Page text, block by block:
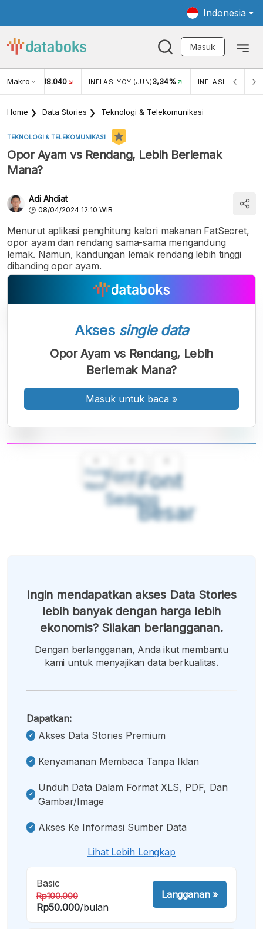
Indonesia
Masuk
Makro
3,34% INFLASI MOM (JUN)0,44% PERTUMBUHAN EKONOMI
Home Data Stories Teknologi & Telekomunikasi
TEKNOLOGI & TELEKOMUNIKASI
Opor Ayam vs Rendang, Lebih Berlemak
Mana?
Adi Ahdiat
08/04/2024 12:10 WIB
Menurut aplikasi penghitung kalori makanan FatSecret,
opor ayam dan rendang sama-sama mengandung
lemak. Namun, kandungan lemak rendang lebih tinggi
dibanding opor ayam.
Font
Kecil
Font
Sedang
Font
Besar
Akses single data
Opor Ayam vs Rendang, Lebih
Berlemak Mana?
Masuk untuk baca »
Ingin mendapatkan akses Data Stories
lebih banyak dengan harga lebih
ekonomis? Silakan berlangganan.
Dengan berlangganan, Anda ikut membantu
kami untuk menyajikan data berkualitas.
Dapatkan:
Akses Data Stories Premium
Kenyamanan Membaca Tanpa Iklan
Unduh Data Dalam Format XLS, PDF, Dan
Gambar/image
Akses Ke Informasi Sumber Data
Lihat Lebih Lengkap
Basic
Rp100.000
Rp50.000/bulan
Langganan»